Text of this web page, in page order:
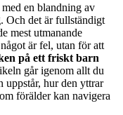
en blandning av
Och det är fullständigt
mest utmanande
är fel, utan för att
på ett friskt barn
går igenom allt du
uppstår, hur den yttrar
förälder kan navigera